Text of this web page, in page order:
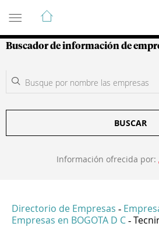
Guía de Empresas
Buscador de información de
BUSCAR
Información ofrecida por:
Directorio de Empresas -
Empresas en BOGOTA D C -